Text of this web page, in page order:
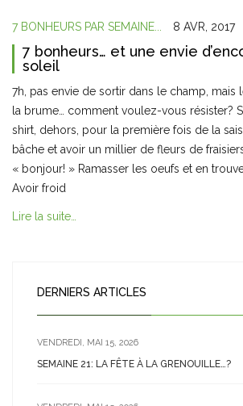
7 BONHEURS PAR SEMAINE... 8 AVR, 2017
7 bonheurs… et une envie
soleil
7h, pas envie de sortir dans le champ, mais
la brume… comment voulez-vous résister?
shirt, dehors, pour la première fois de la
bâche et avoir un millier de fleurs de
« bonjour! » Ramasser les oeufs et en
Avoir froid
Lire la suite…
DERNIERS ARTICLES
VENDREDI, MAI 15, 2026
SEMAINE 21: LA FÊTE À LA GRENOUILLE…?